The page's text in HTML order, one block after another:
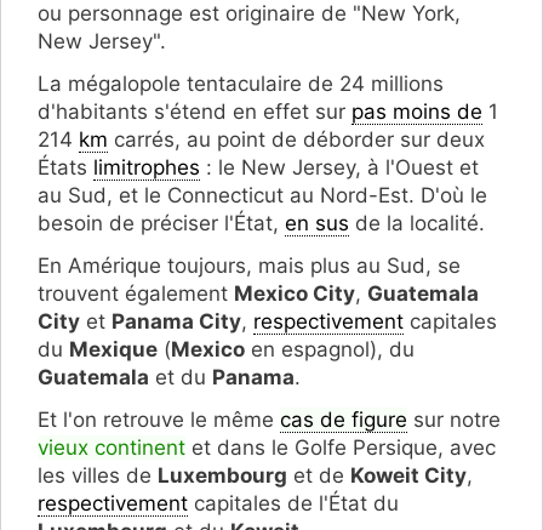
ou personnage est originaire de "New York,
New Jersey".
La mégalopole tentaculaire de 24 millions
d'habitants s'étend en effet sur pas moins de 1
214 km carrés, au point de déborder sur deux
États limitrophes : le New Jersey, à l'Ouest et
au Sud, et le Connecticut au Nord-Est. D'où le
besoin de préciser l'État, en sus de la localité.
En Amérique toujours, mais plus au Sud, se
trouvent également Mexico City, Guatemala
City et Panama City, respectivement capitales
du Mexique (Mexico en espagnol), du
Guatemala et du Panama.
Et l'on retrouve le même cas de figure sur notre
vieux continent et dans le Golfe Persique, avec
les villes de Luxembourg et de Koweit City,
respectivement capitales de l'État du